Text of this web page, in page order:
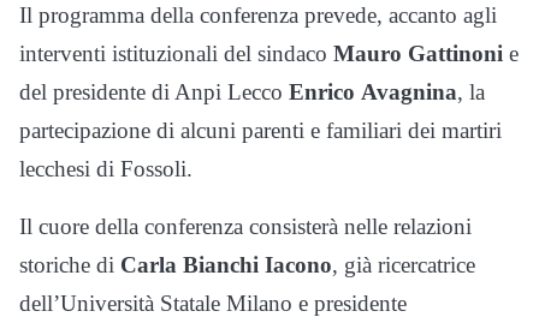
Il programma della conferenza prevede, accanto agli
interventi istituzionali del sindaco Mauro Gattinoni e
del presidente di Anpi Lecco Enrico Avagnina, la
partecipazione di alcuni parenti e familiari dei martiri
lecchesi di Fossoli.
Il cuore della conferenza consisterà nelle relazioni
storiche di Carla Bianchi Iacono, già ricercatrice
dell’Università Statale Milano e presidente